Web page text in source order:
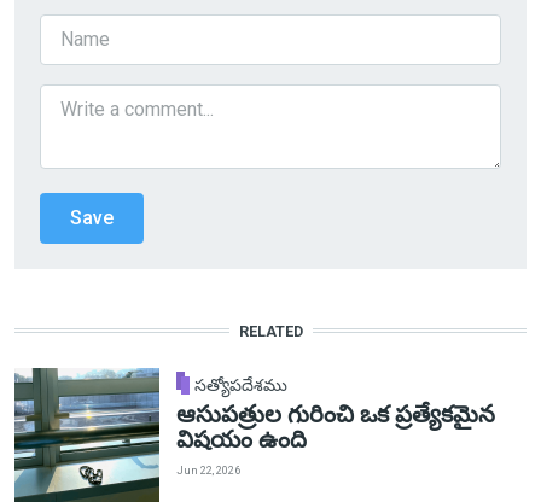
RELATED
సత్యోపదేశము
ఆసుపత్రుల గురించి ఒక ప్రత్యేకమైన
విషయం ఉంది
Jun 22, 2026